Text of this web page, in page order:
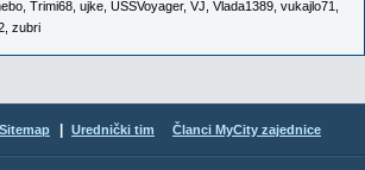
Trimi68 ujke USSVoyager, VJ Vlada1389 vukajlo71
zubri
Sitemap Urednički tim Članci MyCity zajednice